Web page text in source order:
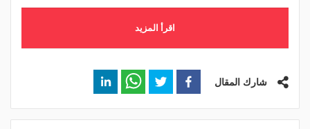
اقرأ المزيد
شارك المقال